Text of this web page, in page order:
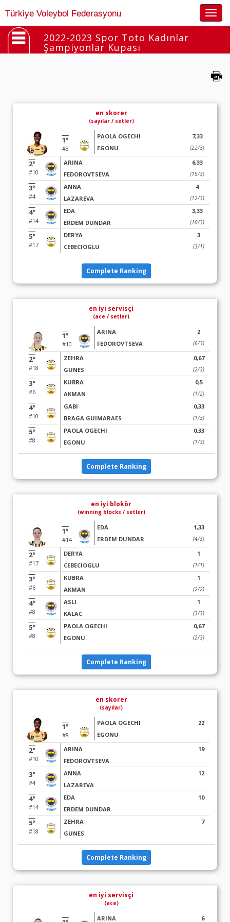
Türkiye Voleybol Federasyonu
2022-2023 Spor Toto Kadınlar
Şampiyonlar Kupası
en skorer
(sayılar / setler)
1°
#8
PAOLA OGECHI
EGONU
7,33
(22/3)
2°
#10
ARINA
FEDOROVTSEVA
6,33
(19/3)
3°
#4
ANNA
LAZAREVA
4
(12/3)
4°
#14
EDA
ERDEM DUNDAR
3,33
(10/3)
5°
#17
DERYA
CEBECIOGLU
3
(3/1)
Complete Ranking
en iyi servisçi
(ace / setler)
1°
#10
ARINA
FEDOROVTSEVA
2
(6/3)
2°
#18
ZEHRA
GUNES
0,67
(2/3)
3°
#6
KUBRA
AKMAN
0,5
(1/2)
4°
#10
GABI
BRAGA GUIMARAES
0,33
(1/3)
5°
#8
PAOLA OGECHI
EGONU
0,33
(1/3)
Complete Ranking
en iyi blokör
(winning blocks / setler)
1°
#14
EDA
ERDEM DUNDAR
1,33
(4/3)
2°
#17
DERYA
CEBECIOGLU
1
(1/1)
3°
#6
KUBRA
AKMAN
1
(2/2)
4°
#8
ASLI
KALAC
1
(3/3)
5°
#8
PAOLA OGECHI
EGONU
0,67
(2/3)
Complete Ranking
en skorer
(sayılar)
1°
#8
PAOLA OGECHI
EGONU
22
2°
#10
ARINA
FEDOROVTSEVA
19
3°
#4
ANNA
LAZAREVA
12
4°
#14
EDA
ERDEM DUNDAR
10
5°
#18
ZEHRA
GUNES
7
Complete Ranking
en iyi servisçi
(ace)
ARINA 6